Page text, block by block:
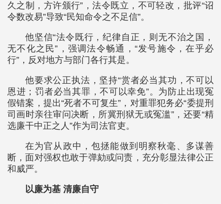
久之制，方许颁行”，法令既立，不可轻改，批评“诏
令数改易”导致“民知命令之不足信”。
他坚信“法令既行，纪律自正，则无不治之国，
无不化之民”，强调法令畅通，“发号施令，在乎必
行”，反对地方与部门各行其是。
他要求公正执法，坚持“赏者必当其功，不可以
恩进；罚者必当其罪，不可以幸免”。为防止出现冤
假错案，提出“死者不可复生”，对重罪犯务必“委提刑
司画时亲往审问决断，所冀刑狱无或冤滥”，还要“精
选廉干中正之人”作为司法官吏。
在为官从政中，包拯能做到明察秋毫、多谋善
断，面对强权也敢于弹劾或问责，充分彰显法律公正
和威严。
以廉为基 清廉自守